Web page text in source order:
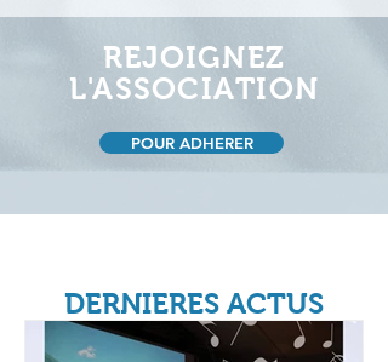
REJOIGNEZ
L'ASSOCIATION
POUR ADHERER
DERNIERES ACTUS